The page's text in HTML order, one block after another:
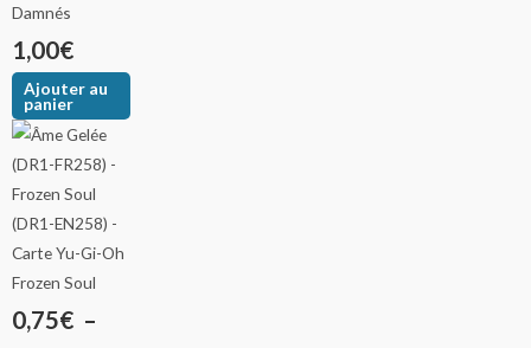
Damnés
1,00€
Ajouter au
panier
Frozen Soul
0,75€ –